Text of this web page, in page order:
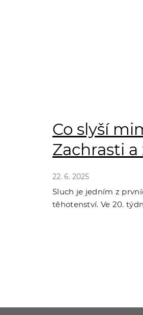
Co slyší
Zachrasti a
22. 6. 2025
Sluch je jedním z
těhotenství. Ve 20.